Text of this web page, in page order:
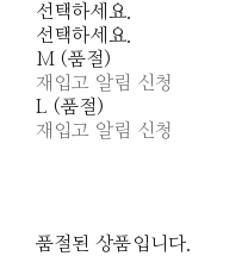
선택하세요.
선택하세요.
M (품절)
재입고 알림 신청
L (품절)
재입고 알림 신청
품절된 상품입니다.